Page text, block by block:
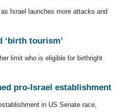
Israel launches more attacks and
‘birth tourism’
limit who is eligible for birthright
pro-Israel establishment
in US Senate race,